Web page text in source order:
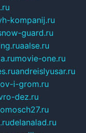
kompanij.ru
guard.ru
aalse.ru
movie-one.ru
andreislyusar.ru
i-grom.ru
dez.ru
delanalad.ru